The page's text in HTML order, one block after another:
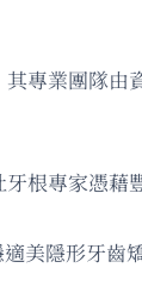
專業團隊
根專家憑
隱形牙齒